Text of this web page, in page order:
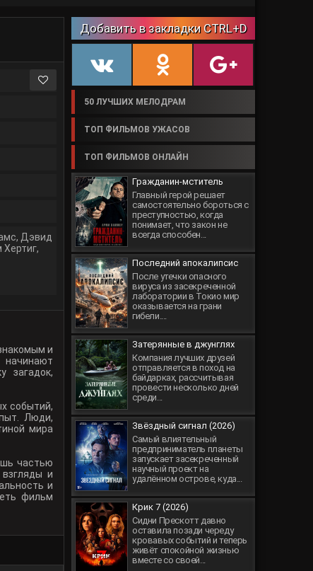
Добавить в закладки CTRL+D
50 ЛУЧШИХ МЕЛОДРАМ
ТОП ФИЛЬМОВ УЖАСОВ
ТОП ФИЛЬМОВ ОНЛАЙН
Гражданин-мститель
Главный герой решает
самостоятельно бороться с
преступностью, когда
понимает, что закон не
всегда способен...
Последний апокалипсис
После утечки опасного
вируса из засекреченной
лаборатории в Токио мир
оказывается на грани
гибели....
Затерянные в джунглях
Компания лучших друзей
отправляется в поход на
байдарках, рассчитывая
провести несколько дней
среди...
Звёздный сигнал (2026)
Самый влиятельный
предприниматель планеты
запускает засекреченный
научный проект на
удалённом острове, куда...
Крик 7 (2026)
Сидни Прескотт давно
оставила позади череду
кровавых событий и теперь
живёт спокойной жизнью
вместе со своей...
, Дэвид
Хертиг,
и
загадок,
событий,
Люди,
мира
частью
и
и
фильм